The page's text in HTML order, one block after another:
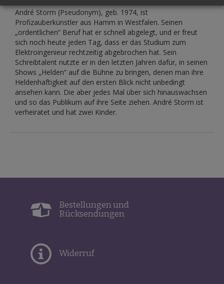
André Storm (Pseudonym), geb. 1974, ist
Profizauberkünstler aus Hamm in Westfalen. Seinen
„ordentlichen“ Beruf hat er schnell abgelegt, und er freut
sich noch heute jeden Tag, dass er das Studium zum
Elektroingenieur rechtzeitig abgebrochen hat. Sein
Schreibtalent nutzte er in den letzten Jahren dafür, in seinen
Shows „Helden“ auf die Bühne zu bringen, denen man ihre
Heldenhaftigkeit auf den ersten Blick nicht unbedingt
ansehen kann. Die aber jedes Mal über sich hinauswachsen
und so das Publikum auf ihre Seite ziehen. André Storm ist
verheiratet und hat zwei Kinder.
Bestellungen und
Rücksendungen
Widerruf